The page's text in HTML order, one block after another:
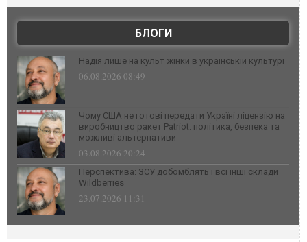
БЛОГИ
Надія лише на культ жінки в українській культурі
06.08.2026 08:49
Чому США не готові передати Україні ліцензію на
виробництво ракет Patriot: політика, безпека та
можливі альтернативи
03.08.2026 20:24
Перспектива: ЗСУ добомблять і всі інші склади
Wildberries
23.07.2026 11:31